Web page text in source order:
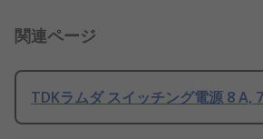
関連ページ
TDKラムダ スイッチング電源 8 A,